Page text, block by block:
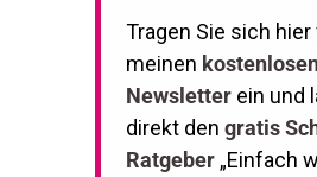
Tragen Sie sich
meinen
Newsletter ein und
direkt den gratis
Ratgeber „Einfach